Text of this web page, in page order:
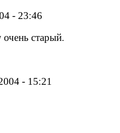
- 23:46
старый.
- 15:21